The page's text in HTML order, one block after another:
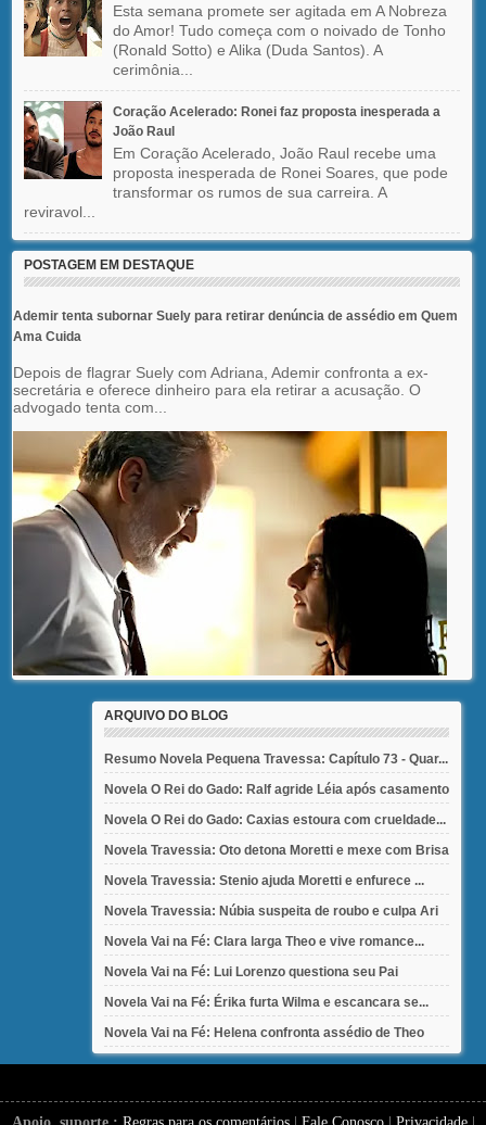
Esta semana promete ser agitada em A Nobreza
do Amor! Tudo começa com o noivado de Tonho
(Ronald Sotto) e Alika (Duda Santos). A
cerimônia...
Coração Acelerado: Ronei faz proposta inesperada a
João Raul
Em Coração Acelerado, João Raul recebe uma
proposta inesperada de Ronei Soares, que pode
transformar os rumos de sua carreira. A
reviravol...
POSTAGEM EM DESTAQUE
Ademir tenta subornar Suely para retirar denúncia de assédio em Quem
Ama Cuida
Depois de flagrar Suely com Adriana, Ademir confronta a ex-
secretária e oferece dinheiro para ela retirar a acusação. O
advogado tenta com...
ARQUIVO DO BLOG
Resumo Novela Pequena Travessa: Capítulo 73 - Quar...
Novela O Rei do Gado: Ralf agride Léia após casamento
Novela O Rei do Gado: Caxias estoura com crueldade...
Novela Travessia: Oto detona Moretti e mexe com Brisa
Novela Travessia: Stenio ajuda Moretti e enfurece ...
Novela Travessia: Núbia suspeita de roubo e culpa Ari
Novela Vai na Fé: Clara larga Theo e vive romance...
Novela Vai na Fé: Lui Lorenzo questiona seu Pai
Novela Vai na Fé: Érika furta Wilma e escancara se...
Novela Vai na Fé: Helena confronta assédio de Theo